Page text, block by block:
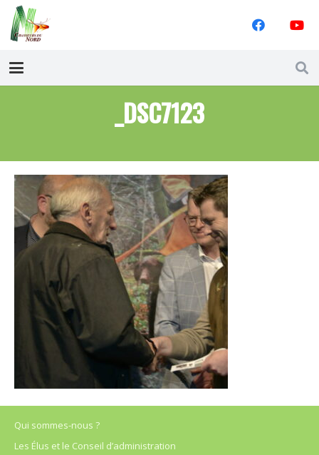
_DSC7123
Qui sommes-nous ?
Les Élus et le Conseil d’administration